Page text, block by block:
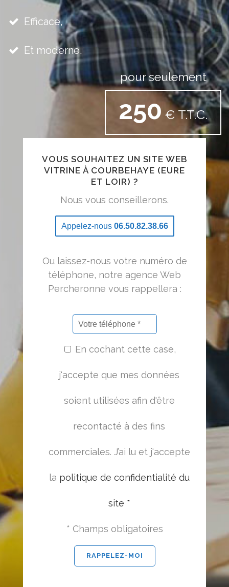
Efficace,
Et moderne.
pour seulement
250 € T.T.C.
VOUS SOUHAITEZ UN SITE WEB
VITRINE À COURBEHAYE (EURE
ET LOIR) ?
Nous vous conseillerons.
Appelez-nous 06.50.82.38.66
Ou laissez-nous votre numéro de
téléphone, notre agence Web
Percheronne vous rappellera :
En cochant cette case,
j'accepte que mes données
soient utilisées afin d'être
recontacté à des fins
commerciales. J’ai lu et j'accepte
la politique de confidentialité du
site *
* Champs obligatoires